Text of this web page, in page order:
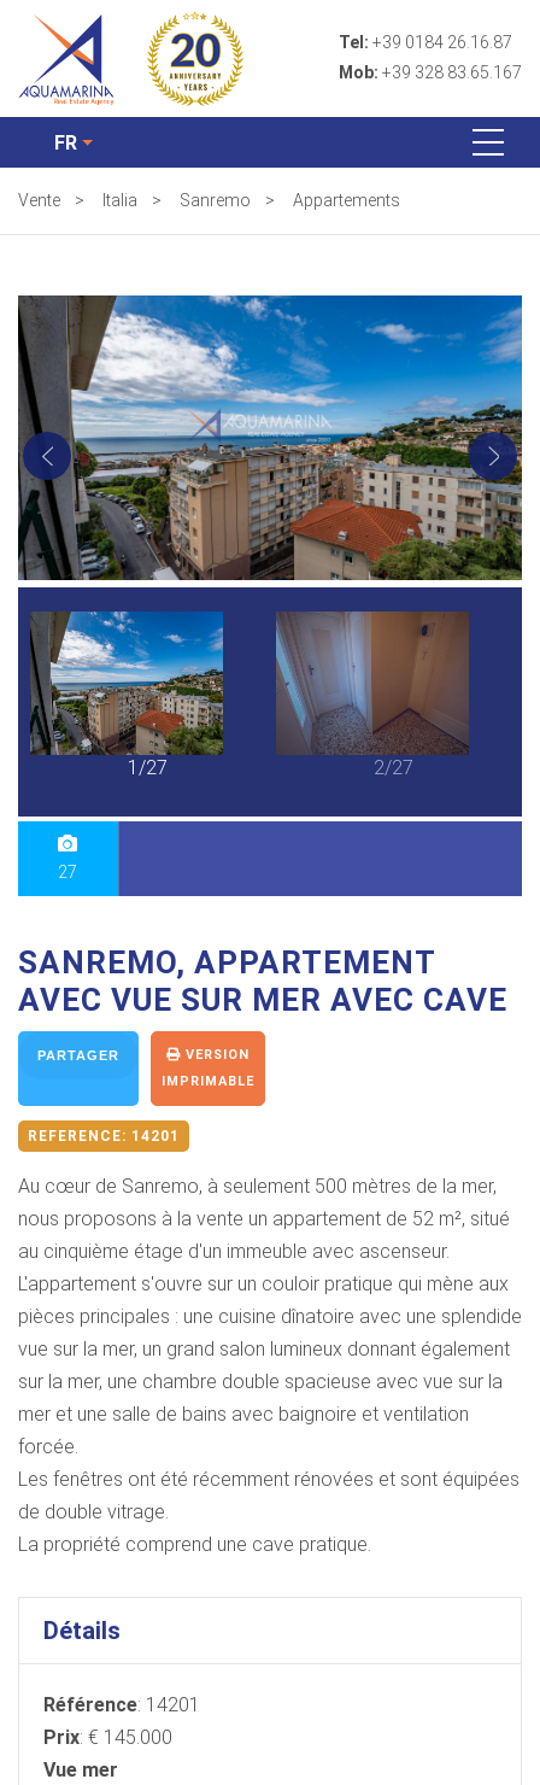
Tel: +39 0184 26.16.87
Mob: +39 328 83.65.167
FR
Vente > Italia > Sanremo > Appartements
1/27 2/27
27
SANREMO, APPARTEMENT
AVEC VUE SUR MER AVEC CAVE
PARTAGER
VERSION
IMPRIMABLE
REFERENCE: 14201
Au cœur de Sanremo, à seulement 500 mètres de la mer,
nous proposons à la vente un appartement de 52 m², situé
au cinquième étage d'un immeuble avec ascenseur.
L'appartement s'ouvre sur un couloir pratique qui mène aux
pièces principales : une cuisine dînatoire avec une splendide
vue sur la mer, un grand salon lumineux donnant également
sur la mer, une chambre double spacieuse avec vue sur la
mer et une salle de bains avec baignoire et ventilation
forcée.
Les fenêtres ont été récemment rénovées et sont équipées
de double vitrage.
La propriété comprend une cave pratique.
Détails
Référence: 14201
Prix: € 145.000
Vue mer